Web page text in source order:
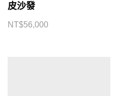
皮沙發
NT$56,000